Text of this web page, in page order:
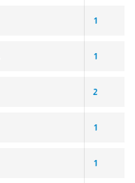
1
1
2
1
1